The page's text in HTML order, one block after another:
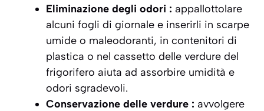
Eliminazione degli odori : appallottolare
alcuni fogli di giornale e inserirli in scarpe
umide o maleodoranti, in contenitori di
plastica o nel cassetto delle verdure del
frigorifero aiuta ad assorbire umidità e
odori sgradevoli.
Conservazione delle verdure : avvolgere